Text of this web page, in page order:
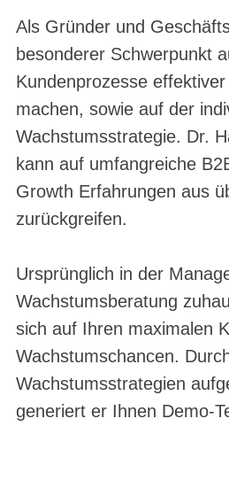
Als Gründer und
besonderer Schwerpunkt
Kundenprozesse
machen, sowie auf der
Wachstumsstrategie. Dr.
kann auf umfangreiche
Growth Erfahrungen aus
zurückgreifen.
Ursprünglich in der
Wachstumsberatung
sich auf Ihren maximalen
Wachstumschancen.
Wachstumsstrategien
generiert er Ihnen Demo-